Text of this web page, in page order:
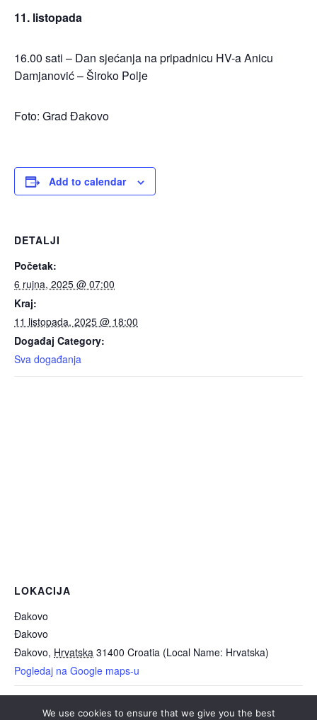
11. listopada
16.00 sati – Dan sjećanja na pripadnicu HV-a Anicu
Damjanović – Široko Polje
Foto: Grad Đakovo
Add to calendar
DETALJI
Početak:
6 rujna, 2025 @ 07:00
Kraj:
11 listopada, 2025 @ 18:00
Događaj Category:
Sva događanja
LOKACIJA
Đakovo
Đakovo
Đakovo, Hrvatska 31400 Croatia (Local Name: Hrvatska)
Pogledaj na Google maps-u
Minecraft LEGO radionica Dani otvorenih vrata KUD-a “Tena”
We use cookies to ensure that we give you the best